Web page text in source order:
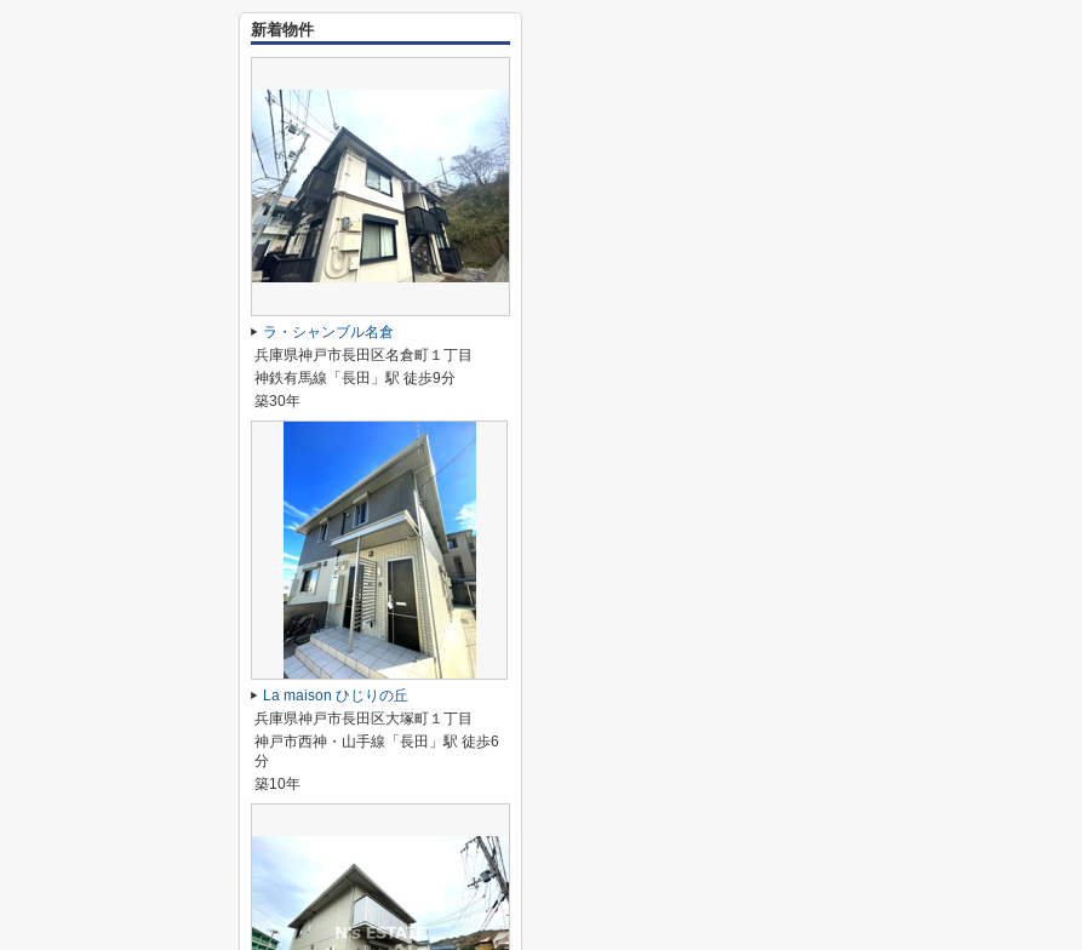
新着物件
ラ・シャンブル名倉
兵庫県神戸市長田区名倉町１丁目
神鉄有馬線「長田」駅 徒歩9分
築30年
La maison ひじりの丘
兵庫県神戸市長田区大塚町１丁目
神戸市西神・山手線「長田」駅 徒歩6
分
築10年